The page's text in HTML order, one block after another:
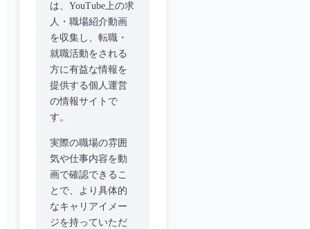
は、YouTube上の求
人・職場紹介動画
を収集し、転職・
就職活動をされる
方に有益な情報を
提供する個人運営
の情報サイトで
す。
実際の職場の雰囲
気や仕事内容を動
画で確認できるこ
とで、より具体的
なキャリアイメー
ジを持っていただ